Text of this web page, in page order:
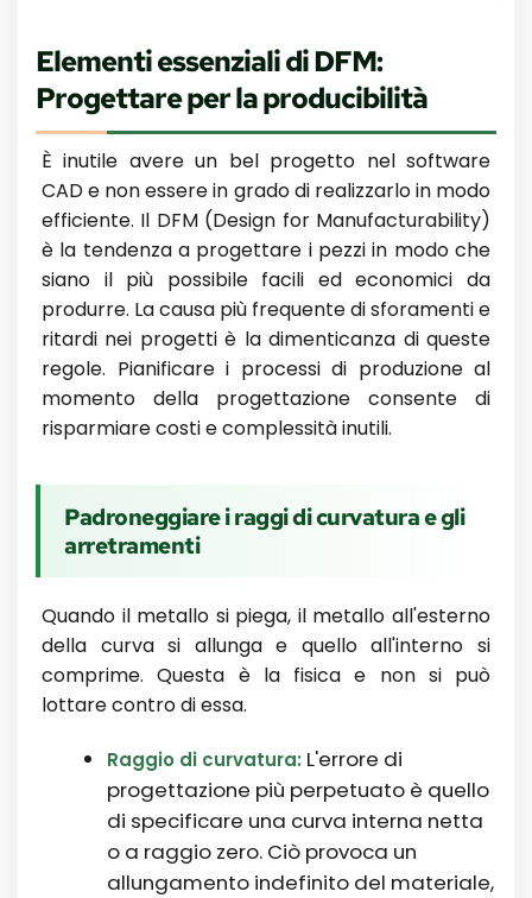
Elementi essenziali di DFM:
Progettare per la producibilità
È inutile avere un bel progetto nel software
CAD e non essere in grado di realizzarlo in modo
efficiente. Il DFM (Design for Manufacturability)
è la tendenza a progettare i pezzi in modo che
siano il più possibile facili ed economici da
produrre. La causa più frequente di sforamenti e
ritardi nei progetti è la dimenticanza di queste
regole. Pianificare i processi di produzione al
momento della progettazione consente di
risparmiare costi e complessità inutili.
Padroneggiare i raggi di curvatura e gli
arretramenti
Quando il metallo si piega, il metallo all'esterno
della curva si allunga e quello all'interno si
comprime. Questa è la fisica e non si può
lottare contro di essa.
Raggio di curvatura: L'errore di
progettazione più perpetuato è quello
di specificare una curva interna netta
o a raggio zero. Ciò provoca un
allungamento indefinito del materiale,